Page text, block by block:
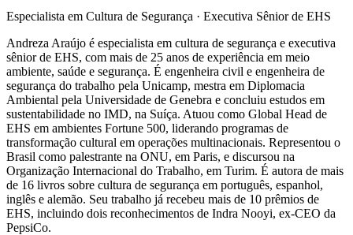
Especialista em Cultura de Segurança · Executiva Sênior de EHS
Andreza Araújo é especialista em cultura de segurança e executiva
sênior de EHS, com mais de 25 anos de experiência em meio
ambiente, saúde e segurança. É engenheira civil e engenheira de
segurança do trabalho pela Unicamp, mestra em Diplomacia
Ambiental pela Universidade de Genebra e concluiu estudos em
sustentabilidade no IMD, na Suíça. Atuou como Global Head de
EHS em ambientes Fortune 500, liderando programas de
transformação cultural em operações multinacionais. Representou o
Brasil como palestrante na ONU, em Paris, e discursou na
Organização Internacional do Trabalho, em Turim. É autora de mais
de 16 livros sobre cultura de segurança em português, espanhol,
inglês e alemão. Seu trabalho já recebeu mais de 10 prêmios de
EHS, incluindo dois reconhecimentos de Indra Nooyi, ex-CEO da
PepsiCo.